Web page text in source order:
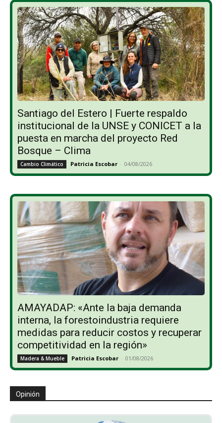
Santiago del Estero | Fuerte respaldo
institucional de la UNSE y CONICET a la
puesta en marcha del proyecto Red
Bosque – Clima
Cambio Climático Patricia Escobar - 04/08/2026
AMAYADAP: «Ante la baja demanda
interna, la forestoindustria requiere
medidas para reducir costos y recuperar
competitividad en la región»
Madera & Mueble Patricia Escobar - 01/08/2026
Opinión